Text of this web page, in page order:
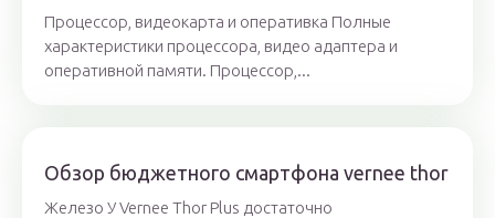
Процессор, видеокарта и оперативка Полные
характеристики процессора, видео адаптера и
оперативной памяти. Процессор,...
Обзор бюджетного смартфона vernee thor
Железо У Vernee Thor Plus достаточно